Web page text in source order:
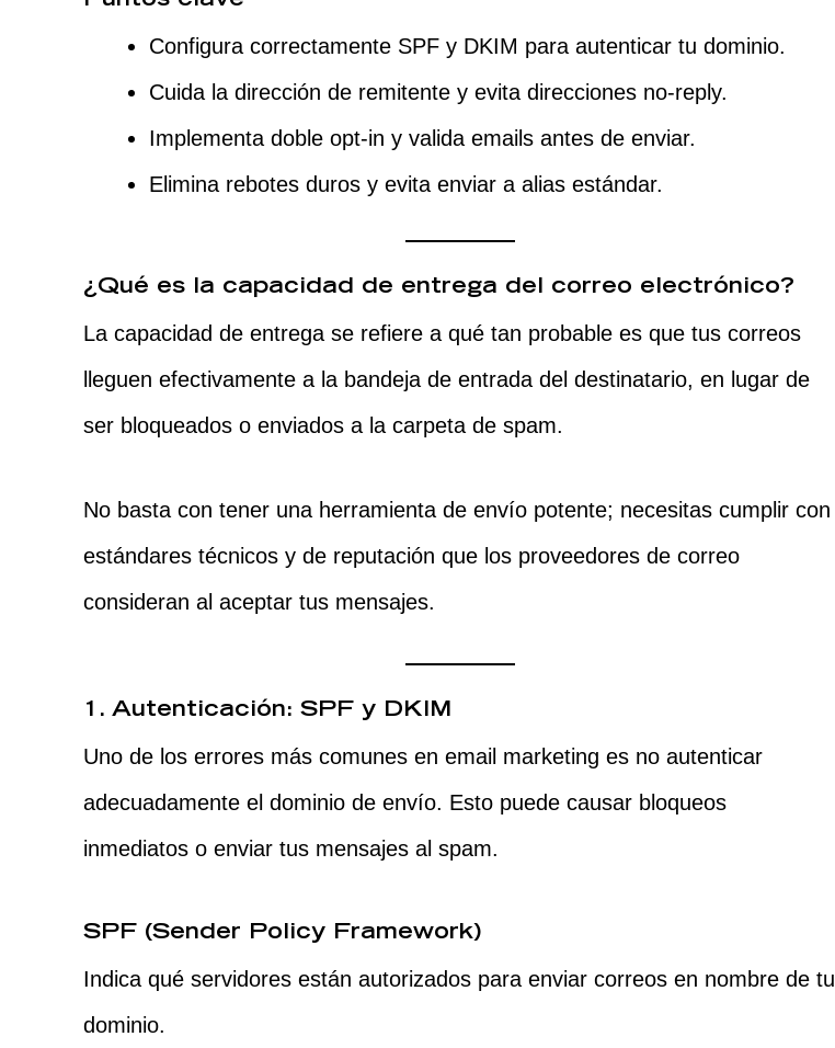
Configura correctamente SPF y DKIM para autenticar tu dominio.
Cuida la dirección de remitente y evita direcciones no-reply.
Implementa doble opt-in y valida emails antes de enviar.
Elimina rebotes duros y evita enviar a alias estándar.
¿Qué es la capacidad de entrega del correo electrónico?
La capacidad de entrega se refiere a qué tan probable es que tus correos
lleguen efectivamente a la bandeja de entrada del destinatario, en lugar de
ser bloqueados o enviados a la carpeta de spam.
No basta con tener una herramienta de envío potente; necesitas cumplir con
estándares técnicos y de reputación que los proveedores de correo
consideran al aceptar tus mensajes.
1. Autenticación: SPF y DKIM
Uno de los errores más comunes en email marketing es no autenticar
adecuadamente el dominio de envío. Esto puede causar bloqueos
inmediatos o enviar tus mensajes al spam.
SPF (Sender Policy Framework)
Indica qué servidores están autorizados para enviar correos en nombre de tu
dominio.